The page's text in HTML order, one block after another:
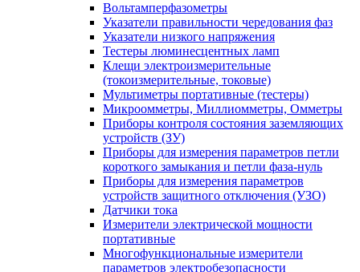
Вольтамперфазометры
Указатели правильности чередования фаз
Указатели низкого напряжения
Тестеры люминесцентных ламп
Клещи электроизмерительные
(токоизмерительные, токовые)
Мультиметры портативные (тестеры)
Микроомметры, Миллиомметры, Омметры
Приборы контроля состояния заземляющих
устройств (ЗУ)
Приборы для измерения параметров петли
короткого замыкания и петли фаза-нуль
Приборы для измерения параметров
устройств защитного отключения (УЗО)
Датчики тока
Измерители электрической мощности
портативные
Многофункциональные измерители
параметров электробезопасности